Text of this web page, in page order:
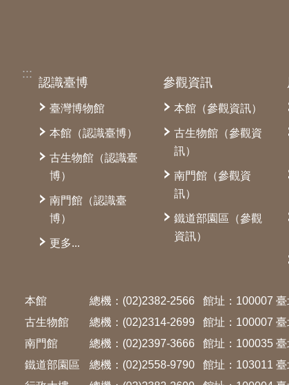
:::
認識臺博
臺灣博物館
本館（認識臺博）
古生物館（認識臺
博）
南門館（認識臺
博）
更多...
參觀資訊
本館（參觀資訊）
古生物館（參觀資
訊）
南門館（參觀資
訊）
鐵道部園區（參觀
資訊）
本館 總機：(02)2382-2566 館址：100007
古生物館
總機：(02)2314-2699 館址：100007
南門館
總機：(02)2397-3666 館址：100035
鐵道部園區
總機：(02)2558-9790 館址：103011